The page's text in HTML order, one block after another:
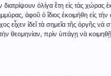
ὀλίγα ἔτη εἰς τὰς χώρας
ἀφοῦ ὁ ἴδιος ἐκοιμήθη
εἶχεν ἰδεῖ τὰ σημεῖα τῆς ὀργῆς νὰ
θεομηνίαν, πρὶν ὑπάγῃ νὰ